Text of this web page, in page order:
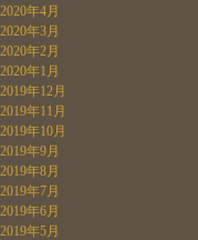
2020年4月
2020年3月
2020年2月
2020年1月
2019年12月
2019年11月
2019年10月
2019年9月
2019年8月
2019年7月
2019年6月
2019年5月